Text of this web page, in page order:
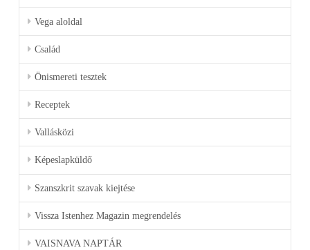
Vega aloldal
Család
Önismereti tesztek
Receptek
Vallásközi
Képeslapküldő
Szanszkrit szavak kiejtése
Vissza Istenhez Magazin megrendelés
VAISNAVA NAPTÁR